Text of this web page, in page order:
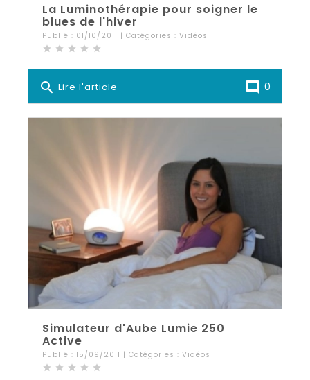
La Luminothérapie pour soigner le
blues de l'hiver
Publié : 01/10/2011 | Catégories : Vidéos
star star star star star
search Lire l'article comment 0
Simulateur d'Aube Lumie 250
Active
Publié : 15/09/2011 | Catégories : Vidéos
star star star star star